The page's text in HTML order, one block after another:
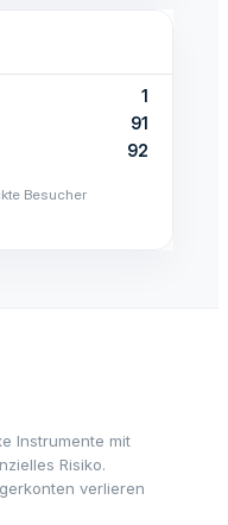
1
91
92
Besucher
Instrumente mit
Risiko.
verlieren